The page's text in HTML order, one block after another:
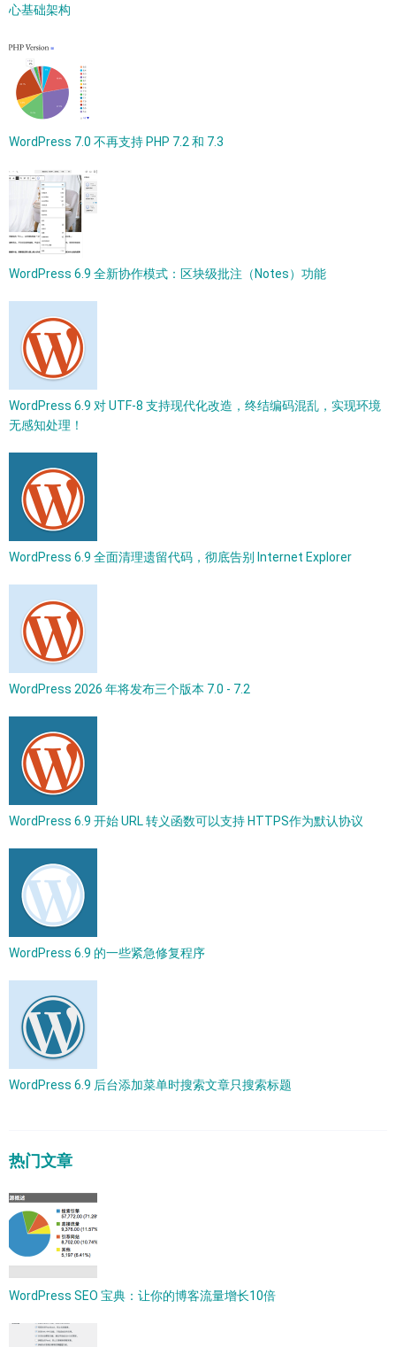
心基础架构
WordPress 7.0 不再支持 PHP 7.2 和 7.3
WordPress 6.9 全新协作模式：区块级批注（Notes）功能
WordPress 6.9 对 UTF-8 支持现代化改造，终结编码混乱，实现环境
无感知处理！
WordPress 6.9 全面清理遗留代码，彻底告别 Internet Explorer
WordPress 2026 年将发布三个版本 7.0 - 7.2
WordPress 6.9 开始 URL 转义函数可以支持 HTTPS作为默认协议
WordPress 6.9 的一些紧急修复程序
WordPress 6.9 后台添加菜单时搜索文章只搜索标题
热门文章
WordPress SEO 宝典：让你的博客流量增长10倍